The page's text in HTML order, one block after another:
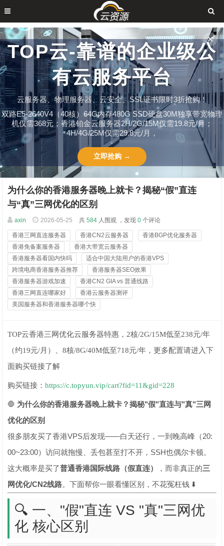
TOP云-靠谱的企业级公
有云服务平台
云服务器、物理服务器、云安全、SSL证书限时3折抢购！
双路E5-2640V4（40核）64G内存480G SSD硬盘30M独享带宽物理
机仅需368元；香港铂金云服务器2H/2G/15M仅需19.8元/月；
4H/4G/25M仅需29.8元/月，
立即抢购 →
✕
为什么你的香港服务器晚上就卡？揭秘“假”直连
与“真”三网优化的区别
axin 2026-05-25 共 584 人围观 ，发现 0 个评论
香港三网直连服务器 香港CN2云服务器
香港BGP优化服务器
香港免备案服务器
香港大带宽云服务器
香港服务器看国内快吗
适合中国大陆用户的香港VPS
跨境电商香港服务器推荐
香港服务器SEO效果
香港服务器游戏加速
香港CN2 GIA vs 普通线路
香港三网直连哪家好
香港云服务器测评
美国服务器和香港服务器哪个快
TOP云香港三网优化云服务器特惠，2核/2G/15M低至238元/年
（约19元/月）、8核/8G/40M低至718元/年，更多配置请进入下
面购买链接了解
购买链接：https://c.topyun.vip/cart?fid=11&gid=228
🛑 为什么你的香港服务器晚上就卡？揭秘"假"直连与"真"三网
优化的区别
很多朋友买了香港VPS后发现——白天还行，一到晚高峰（20:
00~23:00）访问就拖慢、丢包甚至打不开，SSH也偶尔卡顿。
这大概率是买了普通香港国际线路（假直连） ，而非真正的三
网优化/CN2线路。下面帮你一眼看懂区别，不花冤枉钱 ⬇️
🔍 一、"假"直连 VS "真"三网优
化 核心区别